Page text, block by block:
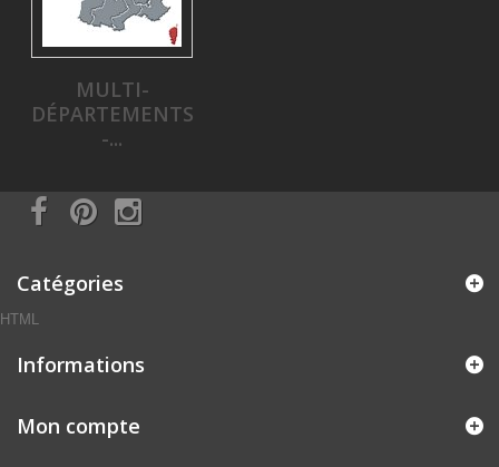
MULTI-
DÉPARTEMENTS
-...
Catégories
HTML
Informations
Mon compte